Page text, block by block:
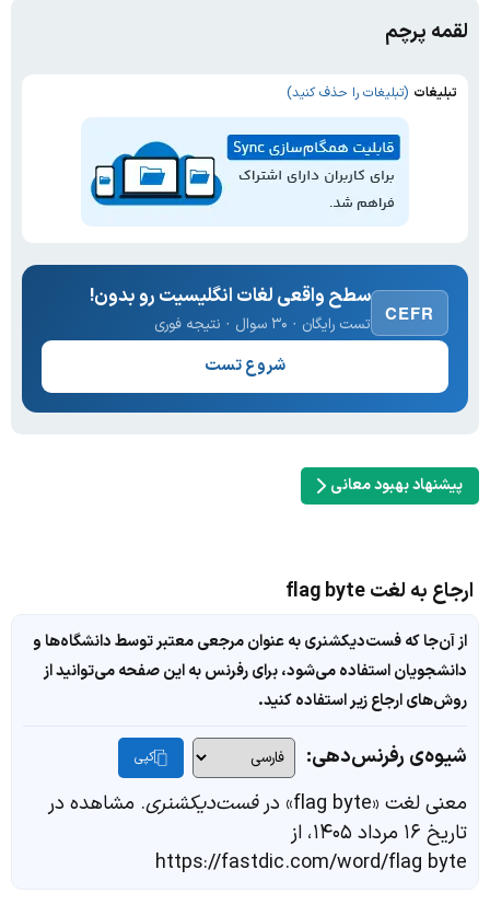
لقمه پرچم
تبلیغات (تبلیغات را حذف کنید)
CEFR
سطح واقعی لغات انگلیسیت رو بدون!
تست رایگان · ۳۰ سوال · نتیجه فوری
شروع تست
پیشنهاد بهبود معانی
ارجاع به لغت flag byte
از آن‌جا که فست‌دیکشنری به عنوان مرجعی معتبر توسط دانشگاه‌ها و
دانشجویان استفاده می‌شود، برای رفرنس به این صفحه می‌توانید از
روش‌های ارجاع زیر استفاده کنید.
شیوه‌ی رفرنس‌دهی: کپی
معنی لغت «flag byte» در فست‌دیکشنری. مشاهده در
تاریخ ۱۶ مرداد ۱۴۰۵، از
https://fastdic.com/word/flag byte